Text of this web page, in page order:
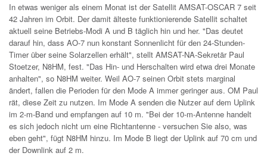
In etwas weniger als einem Monat ist der Satellit AMSAT-OSCAR 7 seit
42 Jahren im Orbit. Der damit älteste funktionierende Satellit schaltet
aktuell seine Betriebs-Modi A und B täglich hin und her. "Das deutet
darauf hin, dass AO-7 nun konstant Sonnenlicht für den 24-Stunden-
Timer über seine Solarzellen erhält", stellt AMSAT-NA-Sekretär Paul
Stoetzer, N8HM, fest. "Das Hin- und Herschalten wird etwa drei Monate
anhalten", so N8HM weiter. Weil AO-7 seinen Orbit stets marginal
ändert, fallen die Perioden für den Mode A immer geringer aus. OM Paul
rät, diese Zeit zu nutzen. Im Mode A senden die Nutzer auf dem Uplink
im 2-m-Band und empfangen auf 10 m. "Bei der 10-m-Antenne handelt
es sich jedoch nicht um eine Richtantenne - versuchen Sie also, was
eben geht", fügt N8HM hinzu. Im Mode B liegt der Uplink auf 70 cm und
der Downlink auf 2 m.